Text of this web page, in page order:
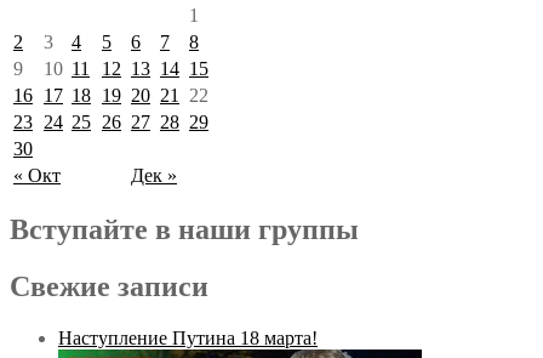
« Окт Дек »
1
2
3 4 5 6 7
8
9
10 11 12 13 14 15
16 17 18 19 20 21
22
23 24 25 26 27 28 29
30
Вступайте в наши группы
Свежие записи
Наступление Путина 18 марта!